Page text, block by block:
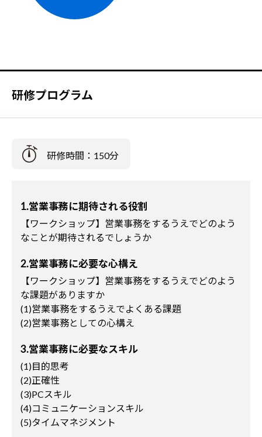
研修プログラム
研修時間：150分
1.営業事務に期待される役割
【ワークショップ】営業事務をするうえでどのよう
なことが期待されるでしょうか
2.営業事務に必要な心構え
【ワークショップ】営業事務をするうえでどのよう
な課題がありますか
(1)営業事務をするうえでよくある課題
(2)営業事務としての心構え
3.営業事務に必要なスキル
(1)目的思考
(2)正確性
(3)PCスキル
(4)コミュニケーションスキル
(5)タイムマネジメント